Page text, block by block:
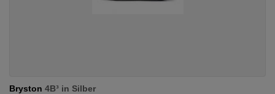
Bryston 4B³ in Silber